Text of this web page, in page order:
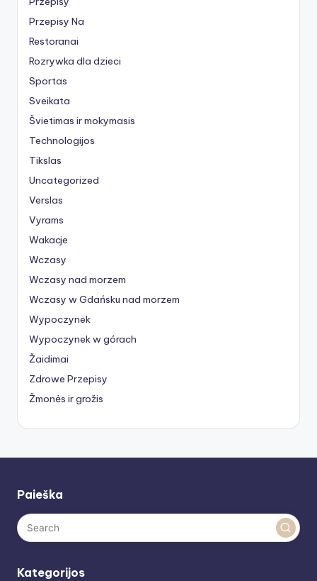
Przepisy Na
Restoranai
Rozrywka dla dzieci
Sportas
Sveikata
Švietimas ir mokymasis
Technologijos
Tikslas
Uncategorized
Verslas
Vyrams
Wakacje
Wczasy
Wczasy nad morzem
Wczasy w Gdańsku nad morzem
Wypoczynek
Wypoczynek w górach
Žaidimai
Zdrowe Przepisy
Žmonės ir grožis
Paieška
Kategorijos